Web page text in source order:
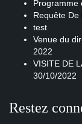
Programme
Requête De
test
Venue du
2022
VISITE DE
30/10/2022
Restez